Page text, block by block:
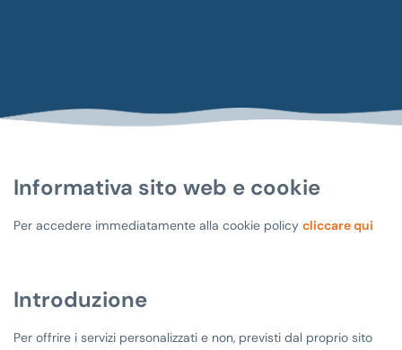
Informativa sito web e cookie
Per accedere immediatamente alla cookie policy cliccare qui
Introduzione
Per offrire i servizi personalizzati e non, previsti dal proprio sito